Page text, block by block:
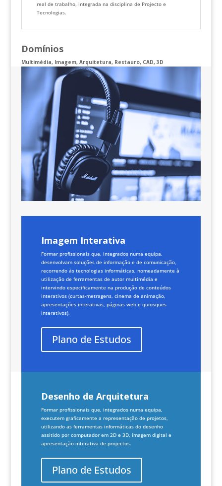
real de trabalho, integrada na disciplina de Projecto e
Tecnologias.
Domínios
Multimédia, Imagem, Arquitetura, Restauro, CAD, 3D
Imagem Interativa
Formar profissionais que, integrados numa equipa,
desenvolvam soluções de informação e de comunicação,
recorrendo às tecnologias informáticas, nomeadamente à
utilização de ferramentas de autor multimédia e
intervindo especificamente na produção de conteúdos
interativos (curtas-metragens, cinema de animação,
apresentações interativas, páginas web e quiosques
interativos).
Plano de Estudos
Desenho de Arquitetura
Formar profissionais que, integrados numa equipa,
executem graficamente a representação de projetos,
utilizando as ferramentas informáticas do desenho
assitido por computador em 2D e 3D, imagem digital e
apresentação interativa de projectos.
Plano de Estudos